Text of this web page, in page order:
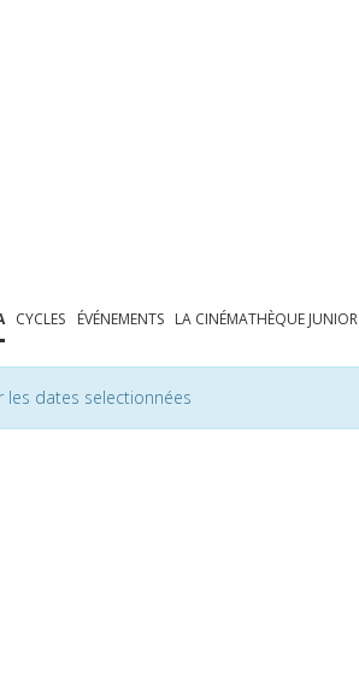
CYCLES ÉVÉNEMENTS LA CINÉMATHÈQUE JUNIOR
dates selectionnées